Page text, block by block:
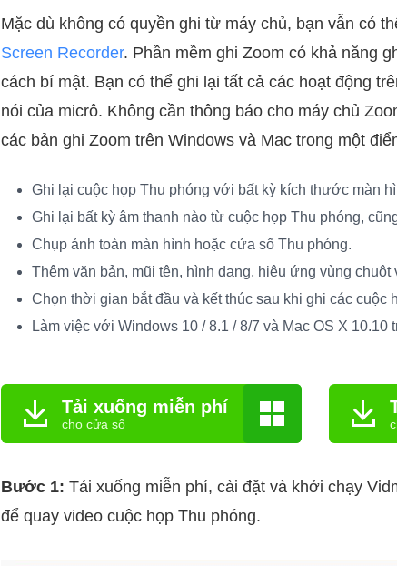
Mặc dù không có quyền ghi từ máy chủ, bạn vẫn có
Screen Recorder. Phần mềm ghi Zoom có khả năng
cách bí mật. Bạn có thể ghi lại tất cả các hoạt động
nói của micrô. Không cần thông báo cho máy chủ
các bản ghi Zoom trên Windows và Mac trong một
Ghi lại cuộc họp Thu phóng với bất kỳ kích thước màn
Ghi lại bất kỳ âm thanh nào từ cuộc họp Thu phóng,
Chụp ảnh toàn màn hình hoặc cửa sổ Thu phóng.
Thêm văn bản, mũi tên, hình dạng, hiệu ứng vùng
Chọn thời gian bắt đầu và kết thúc sau khi ghi các cuộc
Làm việc với Windows 10 / 8.1 / 8/7 và Mac OS X 10.10
Tải xuống miễn phí
cho cửa sổ
Bước 1: Tải xuống miễn phí, cài đặt và khởi chạy
để quay video cuộc họp Thu phóng.